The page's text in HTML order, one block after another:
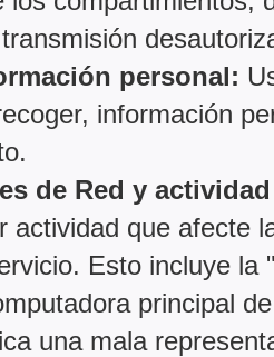
personal:
información
de Red y
actividad que afecte
Esto incluye
principal
una mala